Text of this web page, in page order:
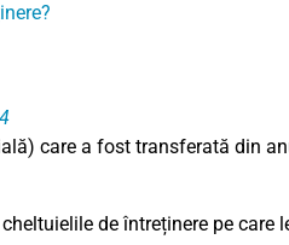
care a fost transferată din
de întreținere pe